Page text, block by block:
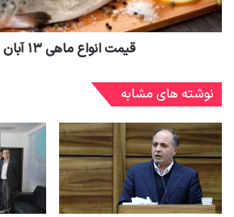
قیمت انواع ماهی ۱۳ آبان ۱۴۰۳
نوشته های مشابه